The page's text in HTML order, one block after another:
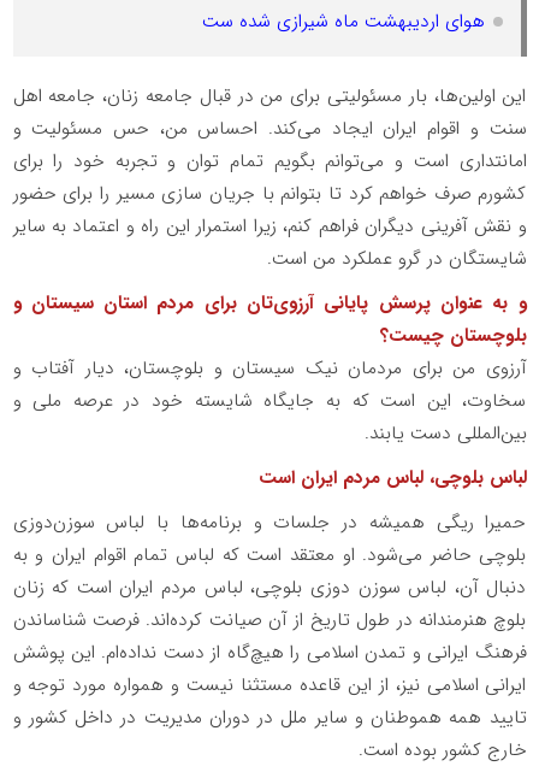
هوای اردیبهشت ماه شیرازی شده ست
این اولین‌ها، بار مسئولیتی برای من در قبال جامعه زنان، جامعه اهل
سنت و اقوام ایران ایجاد می‌کند. احساس من، حس مسئولیت و
امانتداری است و می‌توانم بگویم تمام توان و تجربه‌ خود را برای
کشورم صرف خواهم کرد تا بتوانم با جریان سازی مسیر را برای حضور
و نقش آفرینی دیگران فراهم کنم، زیرا استمرار این راه و ‌اعتماد به سایر
شایستگان در گرو عملکرد من است.
و به عنوان پرسش پایانی آرزوی‌تان برای مردم استان سیستان و
بلوچستان چیست؟
آرزوی من برای مردمان نیک سیستان و بلوچستان، دیار آفتاب و
سخاوت، این است که به جایگاه شایسته خود در عرصه ملی و
بین‌المللی دست یابند.
لباس بلوچی، لباس مردم ایران است
حمیرا ریگی همیشه در جلسات و برنامه‌ها با لباس سوزن‌دوزی
بلوچی حاضر می‌شود. او معتقد است که لباس تمام اقوام ایران و به
دنبال آن، لباس سوزن دوزی بلوچی، لباس مردم ایران است که زنان
بلوچ هنرمندانه در طول تاریخ از آن صیانت کرده‌اند. فرصت شناساندن
فرهنگ ایرانی و تمدن اسلامی را هیچ‌گاه از دست نداده‌ام. این پوشش
ایرانی اسلامی نیز، از این قاعده مستثنا نیست و همواره مورد توجه و
تایید همه‌ هموطنان و سایر ملل در دوران مدیریت در داخل کشور و
خارج کشور بوده است.